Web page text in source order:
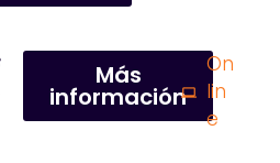
Más
información
On
lin
e